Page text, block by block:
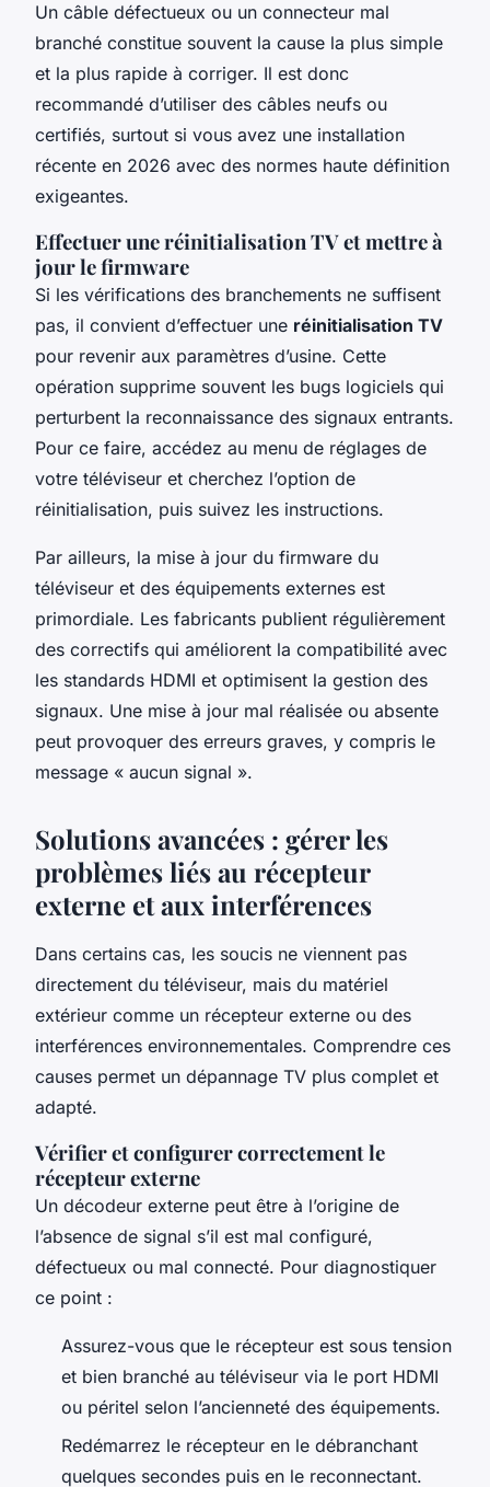
Un câble défectueux ou un connecteur mal
branché constitue souvent la cause la plus simple
et la plus rapide à corriger. Il est donc
recommandé d’utiliser des câbles neufs ou
certifiés, surtout si vous avez une installation
récente en 2026 avec des normes haute définition
exigeantes.
Effectuer une réinitialisation TV et mettre à
jour le firmware
Si les vérifications des branchements ne suffisent
pas, il convient d’effectuer une réinitialisation TV
pour revenir aux paramètres d’usine. Cette
opération supprime souvent les bugs logiciels qui
perturbent la reconnaissance des signaux entrants.
Pour ce faire, accédez au menu de réglages de
votre téléviseur et cherchez l’option de
réinitialisation, puis suivez les instructions.
Par ailleurs, la mise à jour du firmware du
téléviseur et des équipements externes est
primordiale. Les fabricants publient régulièrement
des correctifs qui améliorent la compatibilité avec
les standards HDMI et optimisent la gestion des
signaux. Une mise à jour mal réalisée ou absente
peut provoquer des erreurs graves, y compris le
message « aucun signal ».
Solutions avancées : gérer les
problèmes liés au récepteur
externe et aux interférences
Dans certains cas, les soucis ne viennent pas
directement du téléviseur, mais du matériel
extérieur comme un récepteur externe ou des
interférences environnementales. Comprendre ces
causes permet un dépannage TV plus complet et
adapté.
Vérifier et configurer correctement le
récepteur externe
Un décodeur externe peut être à l’origine de
l’absence de signal s’il est mal configuré,
défectueux ou mal connecté. Pour diagnostiquer
ce point :
Assurez-vous que le récepteur est sous tension
et bien branché au téléviseur via le port HDMI
ou péritel selon l’ancienneté des équipements.
Redémarrez le récepteur en le débranchant
quelques secondes puis en le reconnectant.